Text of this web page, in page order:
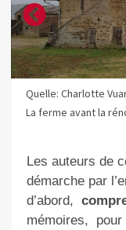
Quelle: Charlotte
La ferme avant la
Les auteurs de
démarche par
d’abord,
mémoires,
pour